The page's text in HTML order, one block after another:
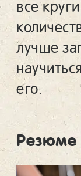
все
лучше
его.
Резюме